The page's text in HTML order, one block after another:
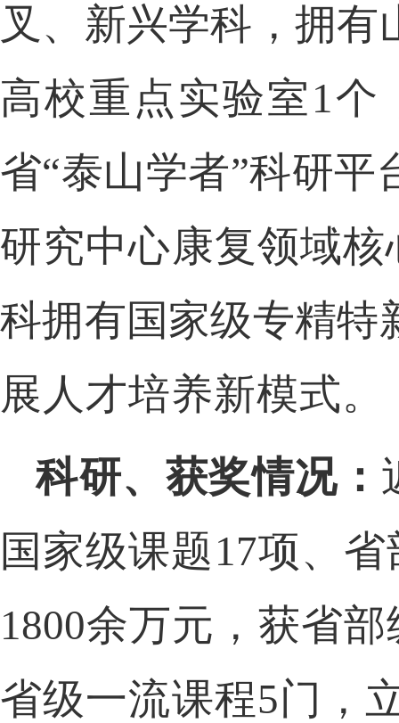
叉、新兴学科，拥
高校重点实验室1个
省“泰山学者”科研平
研究中心康复领域核
科拥有国家级专精特
展人才培养新模式。
科研、获奖情况：
国家级课题17项、
1800余万元，获省
省级一流课程5门，